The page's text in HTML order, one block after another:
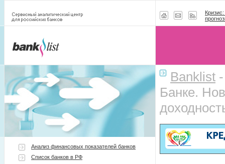
Анализ финансовых показателей банков
Список банков в РФ
Banklist
Банке.